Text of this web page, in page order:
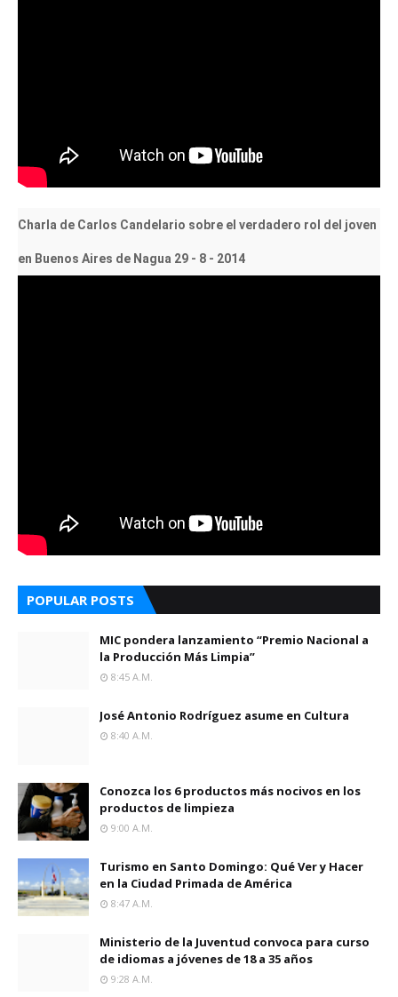
Charla de Carlos Candelario sobre el verdadero rol del joven
en Buenos Aires de Nagua 29 - 8 - 2014
POPULAR POSTS
MIC pondera lanzamiento “Premio Nacional a
la Producción Más Limpia”
8:45 A.m.
José Antonio Rodríguez asume en Cultura
8:40 A.m.
Conozca los 6 productos más nocivos en los
productos de limpieza
9:00 A.m.
Turismo en Santo Domingo: Qué Ver y Hacer
en la Ciudad Primada de América
8:47 A.m.
Ministerio de la Juventud convoca para curso
de idiomas a jóvenes de 18 a 35 años
9:28 A.m.